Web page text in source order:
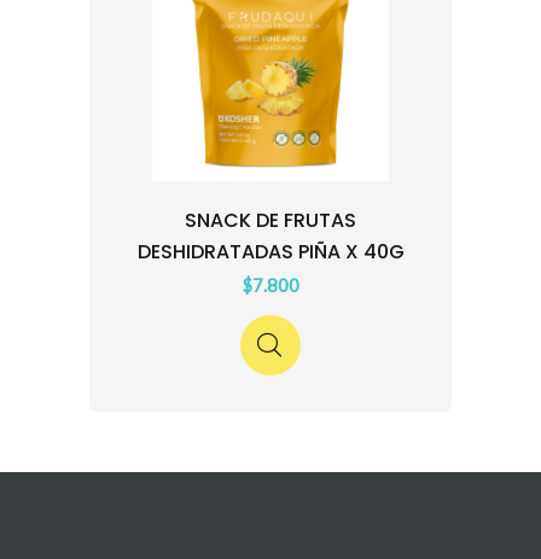
SNACK DE FRUTAS
DESHIDRATADAS PIÑA X 40G
$7.800